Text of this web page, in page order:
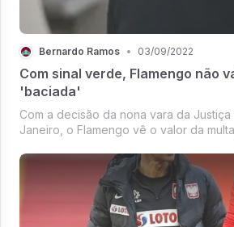
Bernardo Ramos • 03/09/2022
Com sinal verde, Flamengo não
'baciada'
Com a decisão da nona vara da
Janeiro, o Flamengo vê o valor da
milhões para R$ 10 milhões.